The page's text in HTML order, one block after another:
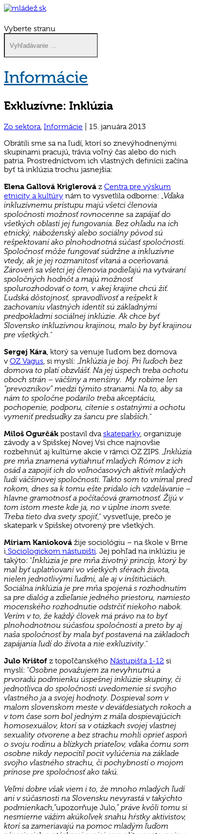
Vyberte stranu
Informácie
Exkluzívne: Inklúzia
Zo sektora, Informácie
15. januára 2013
Obrátili sme sa na ľudí, ktorí so znevýhodnenými
skupinami pracujú, trávia voľný čas alebo do nich
patria. Prostredníctvom ich vlastných definícii začína
byť tá inklúzia trochu jasnejšia:
Elena Gallová Kriglerová z Centra pre výskum
etnicity a kultúry nám to vysvetlila odborne: „Vďaka
inkluzívnemu prístupu majú všetci členovia
spoločnosti možnosť rovnocenne sa zapájať do
všetkých oblastí jej fungovania. Bez ohľadu na ich
etnický, náboženský alebo sociálny pôvod sú
rešpektovaní ako plnohodnotná súčasť spoločnosti.
Spoločnosť môže fungovať súdržne a inkluzívne
vtedy, ak je jej rozmanitosť vítaná a oceňovaná.
Zároveň sa všetci jej členovia podieľajú na vytváraní
spoločných hodnôt a majú možnosť
spolurozhodovať o tom, v akej krajine chcú žiť.
Ľudská dôstojnosť, spravodlivosť a rešpekt k
zachovaniu vlastných identít sú základnými
predpokladmi sociálnej inklúzie. Ak chce byť
Slovensko inkluzívnou krajinou, malo by byť krajinou
pre všetkých.“
Sergej Kára, ktorý sa venuje ľuďom bez domova
v OZ Vagus, si myslí: „Inklúzia je boj. Pri ľuďoch bez
domova to platí obzvlášť. Na jej úspech treba ochotu
oboch strán – väčšiny a menšiny. My robíme len
“prevozníkov” medzi týmito stranami. Na to, aby sa
nám to spoločne podarilo treba akceptáciu,
pochopenie, podporu, cítenie s ostatnými a ochotu
vymeniť predsudky za šancu pre slabších.“
Miloš Ogurčák postavil dvaskateparky, organizuje
závody a v Spišskej Novej Vsi chce najnovšie
rozbehnúť aj kultúrne akcie v rámci OZ ZIPS. „Inklúzia
pre mňa znamená vytiahnuť mladých Rómov z ich
osád a zapojiť ich do voľnočasových aktivít mladých
ľudí väčšinovej spoločnosti. Takto som to vnímal pred
rokom, dnes sa k tomu ešte pridalo ich vzdelávanie –
hlavne gramotnosť a počítačová gramotnosť. Žijú v
tom istom meste kde ja, no v úplne inom svete.
Treba tieto dva svety spojiť,“ vysvetľuje, prečo je
skatepark v Spišskej otvorený pre všetkých.
Miriam Kanioková žije sociológiu – na škole v Brne
i Sociologickom nástupišti. Jej pohľad na inklúziu je
takýto: “Inklúzia je pre mňa životný princíp, ktorý by
mal byť uplatňovaní vo všetkých sférach života,
nielen jednotlivými ľuďmi, ale aj v inštitúciách.
Sociálna inklúzia je pre mňa spojená s rozhodnutím
sa pre dialóg a zdieľanie jedného priestoru, namiesto
mocenského rozhodnutie odstrčiť niekoho nabok.
Verím v to, že každý človek má právo na to byť
plnohodnotnou súčasťou spoločnosti a preto by aj
naša spoločnosť by mala byť postavená na základoch
zapájania ľudí do života a nie exkluzivity.”
Julo Krištof z topoľčanského Nástupišťa 1-12 si
myslí: “Osobne považujem za nevyhnutnú a
prvoradú podmienku úspešnej inklúzie skupiny, či
jednotlivca do spoločnosti uvedomenie si svojho
vlastného ja a svojej hodnoty. Dospieval som v
malom slovenskom meste v deväťdesiatych rokoch a
v tom čase som bol jedným z mála dospievajúcich
homosexuálov, ktorí sa v otázkach svojej vlastnej
sexuality otvorene a bez strachu mohli oprieť aspoň
o svoju rodinu a blízkych priateľov, vďaka čomu som
osobne nikdy nepocítil pocit vylúčenia na základe
svojho vlastného strachu, či pochybností o mojom
prínose pre spoločnosť ako takú.
Veľmi dobre však viem i to, že mnoho mladých ľudí
ani v súčasnosti na Slovensku nevyrastá v takýchto
podmienkach,”upozorňuje Julo,” práve kvôli tomu si
nesmierne vážim akúkoľvek snahu hŕstky aktivistov,
ktorí sa zameriavajú na pomoc mladým ľuďom